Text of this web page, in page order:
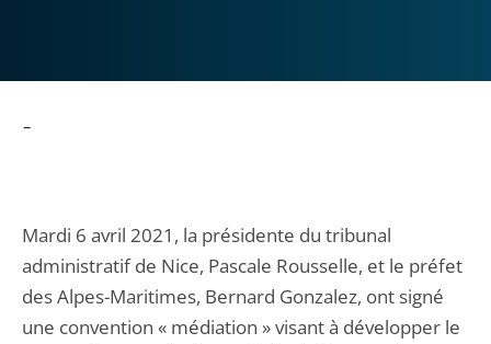
-
Mardi 6 avril 2021, la présidente du tribunal
administratif de Nice, Pascale Rousselle, et le préfet
des Alpes-Maritimes, Bernard Gonzalez, ont signé
une convention « médiation » visant à développer le